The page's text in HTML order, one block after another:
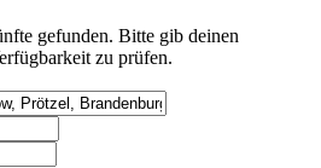
gefunden. Bitte gib deinen
zu prüfen.